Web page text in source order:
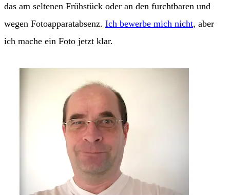
das am seltenen Frühstück oder an den furchtbaren und
wegen Fotoapparatabsenz. Ich bewerbe mich nicht, aber
ich mache ein Foto jetzt klar.